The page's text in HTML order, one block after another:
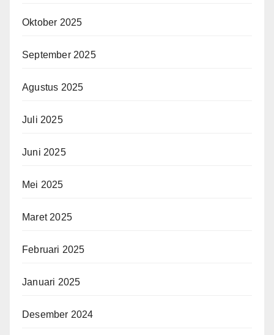
Oktober 2025
September 2025
Agustus 2025
Juli 2025
Juni 2025
Mei 2025
Maret 2025
Februari 2025
Januari 2025
Desember 2024